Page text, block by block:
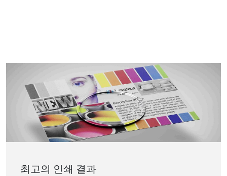
최고의 인쇄 결과